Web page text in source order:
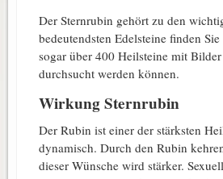
Der Sternrubin gehört zu den
bedeutendsten Edelsteine finden
sogar über 400 Heilsteine mit
durchsucht werden können.
Wirkung Sternrubin
Der Rubin ist einer der stärksten
dynamisch. Durch den Rubin
dieser Wünsche wird stärker.